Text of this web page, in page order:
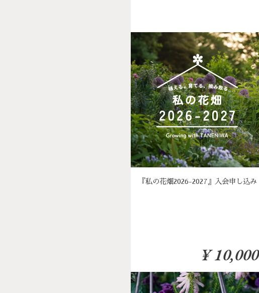
『私の花畑2026-2027』入会申し込み
¥ 10,000